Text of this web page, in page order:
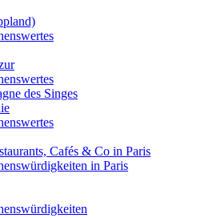
des Singes
Cafés & Co in Paris
in Paris